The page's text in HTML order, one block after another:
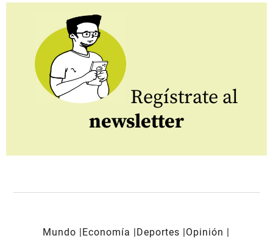
Regístrate al
newsletter
Mundo Economía Deportes
Opinión